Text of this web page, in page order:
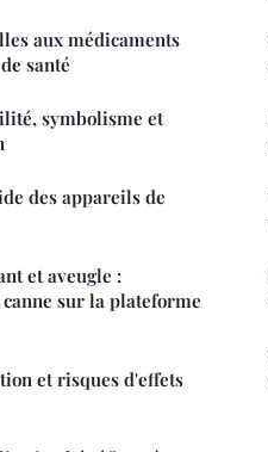
aux médicaments
santé
symbolisme et
des appareils de
et aveugle :
sur la plateforme
et risques d'effets